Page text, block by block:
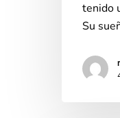
tenido
Su